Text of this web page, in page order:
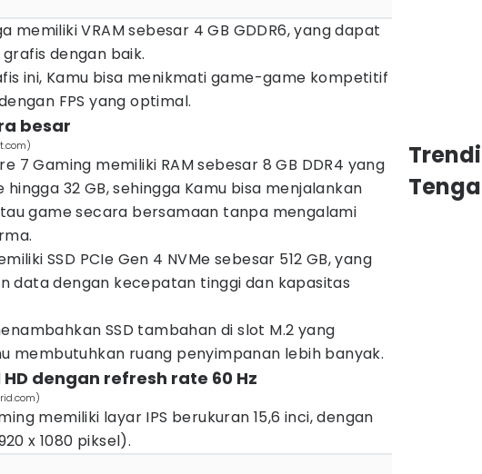
memiliki VRAM sebesar 4 GB GDDR6, yang dapat
dengan baik.
ini, Kamu bisa menikmati game-game kompetitif
FPS yang optimal.
besar
7 Gaming memiliki RAM sebesar 8 GB DDR4 yang
32 GB, sehingga Kamu bisa menjalankan
game secara bersamaan tanpa mengalami
SSD PCIe Gen 4 NVMe sebesar 512 GB, yang
data dengan kecepatan tinggi dan kapasitas
SSD tambahan di slot M.2 yang
membutuhkan ruang penyimpanan lebih banyak.
HD dengan refresh rate 60 Hz
memiliki layar IPS berukuran 15,6 inci, dengan
x 1080 piksel).